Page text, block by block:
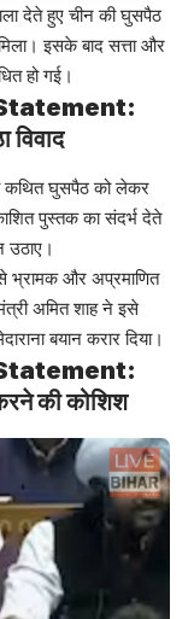
देते हुए चीन की घुसपैठ
इसके बाद सत्ता और
हो गई।
कथित घुसपैठ को लेकर
पुस्तक का संदर्भ देते
उठाए।
भ्रामक और अप्रमाणित
अमित शाह ने इसे
बयान करार दिया।
की कोशिश